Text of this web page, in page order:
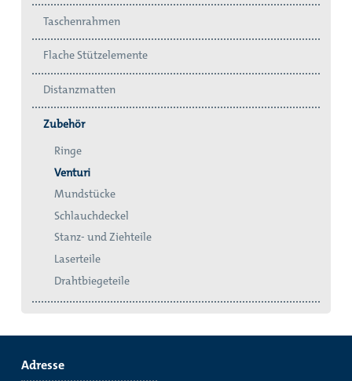
Taschenrahmen
Flache Stützelemente
Distanzmatten
Zubehör
Ringe
Venturi
Mundstücke
Schlauchdeckel
Stanz- und Ziehteile
Laserteile
Drahtbiegeteile
Adresse